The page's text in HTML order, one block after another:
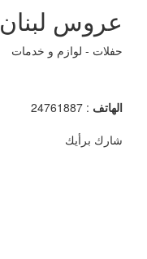
عروس لبنان
حفلات - لوازم و خدمات
الهاتف : 24761887
شارك برأيك